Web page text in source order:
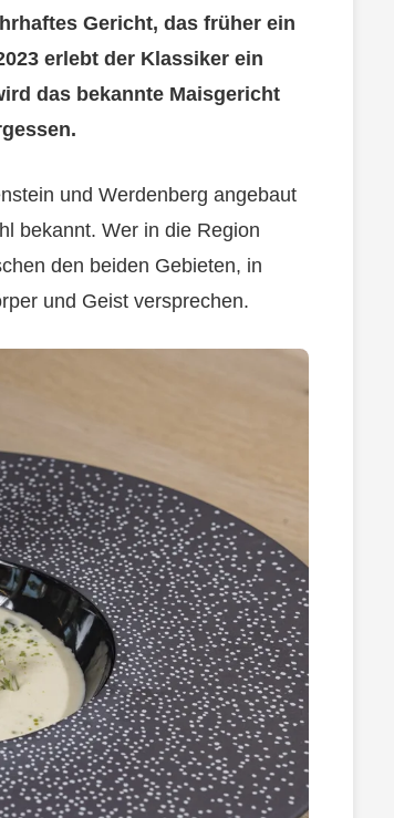
Gericht, das früher ein
erlebt der Klassiker ein
das bekannte Maisgericht
und Werdenberg angebaut
bekannt. Wer in die Region
den beiden Gebieten, in
und Geist versprechen.